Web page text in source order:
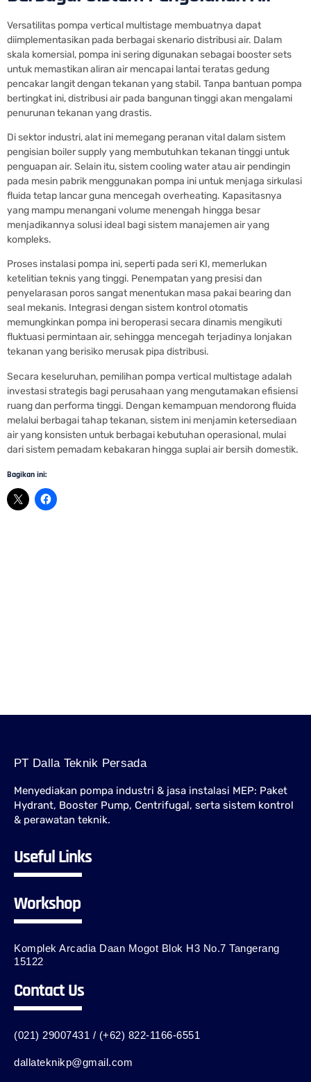
Versatilitas pompa vertical multistage membuatnya dapat
diimplementasikan pada berbagai skenario distribusi air. Dalam
skala komersial, pompa ini sering digunakan sebagai booster sets
untuk memastikan aliran air mencapai lantai teratas gedung
pencakar langit dengan tekanan yang stabil. Tanpa bantuan pompa
bertingkat ini, distribusi air pada bangunan tinggi akan mengalami
penurunan tekanan yang drastis.
Di sektor industri, alat ini memegang peranan vital dalam sistem
pengisian boiler supply yang membutuhkan tekanan tinggi untuk
penguapan air. Selain itu, sistem cooling water atau air pendingin
pada mesin pabrik menggunakan pompa ini untuk menjaga sirkulasi
fluida tetap lancar guna mencegah overheating. Kapasitasnya
yang mampu menangani volume menengah hingga besar
menjadikannya solusi ideal bagi sistem manajemen air yang
kompleks.
Proses instalasi pompa ini, seperti pada seri KI, memerlukan
ketelitian teknis yang tinggi. Penempatan yang presisi dan
penyelarasan poros sangat menentukan masa pakai bearing dan
seal mekanis. Integrasi dengan sistem kontrol otomatis
memungkinkan pompa ini beroperasi secara dinamis mengikuti
fluktuasi permintaan air, sehingga mencegah terjadinya lonjakan
tekanan yang berisiko merusak pipa distribusi.
Secara keseluruhan, pemilihan pompa vertical multistage adalah
investasi strategis bagi perusahaan yang mengutamakan efisiensi
ruang dan performa tinggi. Dengan kemampuan mendorong fluida
melalui berbagai tahap tekanan, sistem ini menjamin ketersediaan
air yang konsisten untuk berbagai kebutuhan operasional, mulai
dari sistem pemadam kebakaran hingga suplai air bersih domestik.
Bagikan ini:
PT Dalla Teknik Persada
Menyediakan pompa industri & jasa instalasi MEP: Paket
Hydrant, Booster Pump, Centrifugal, serta sistem kontrol
& perawatan teknik.
Useful Links
Workshop
Komplek Arcadia Daan Mogot Blok H3 No.7 Tangerang
15122
Contact Us
(021) 29007431 / (+62) 822-1166-6551
dallateknikp@gmail.com